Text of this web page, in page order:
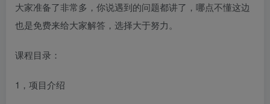
大家准备了非常多，你说遇到的问题都讲了，哪点不懂这边
也是免费来给大家解答，选择大于努力。
课程目录：
1，项目介绍